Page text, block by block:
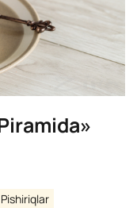
Pishiriqlar